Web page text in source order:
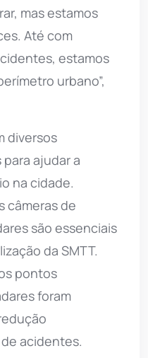
mas estamos
Até com
estamos
urbano”,
diversos
ajudar a
na cidade.
câmeras de
são essenciais
da SMTT.
pontos
foram
acidentes.